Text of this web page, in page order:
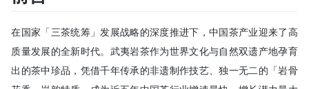
在国家「三茶统筹」发展战略的深度推进下，中国茶产业迎来了高
质量发展的全新时代。武夷岩茶作为世界文化与自然双遗产地孕育
出的茶中珍品，凭借千年传承的非遗制作技艺、独一无二的「岩骨